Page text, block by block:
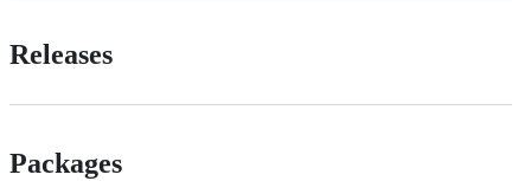
Releases
Packages